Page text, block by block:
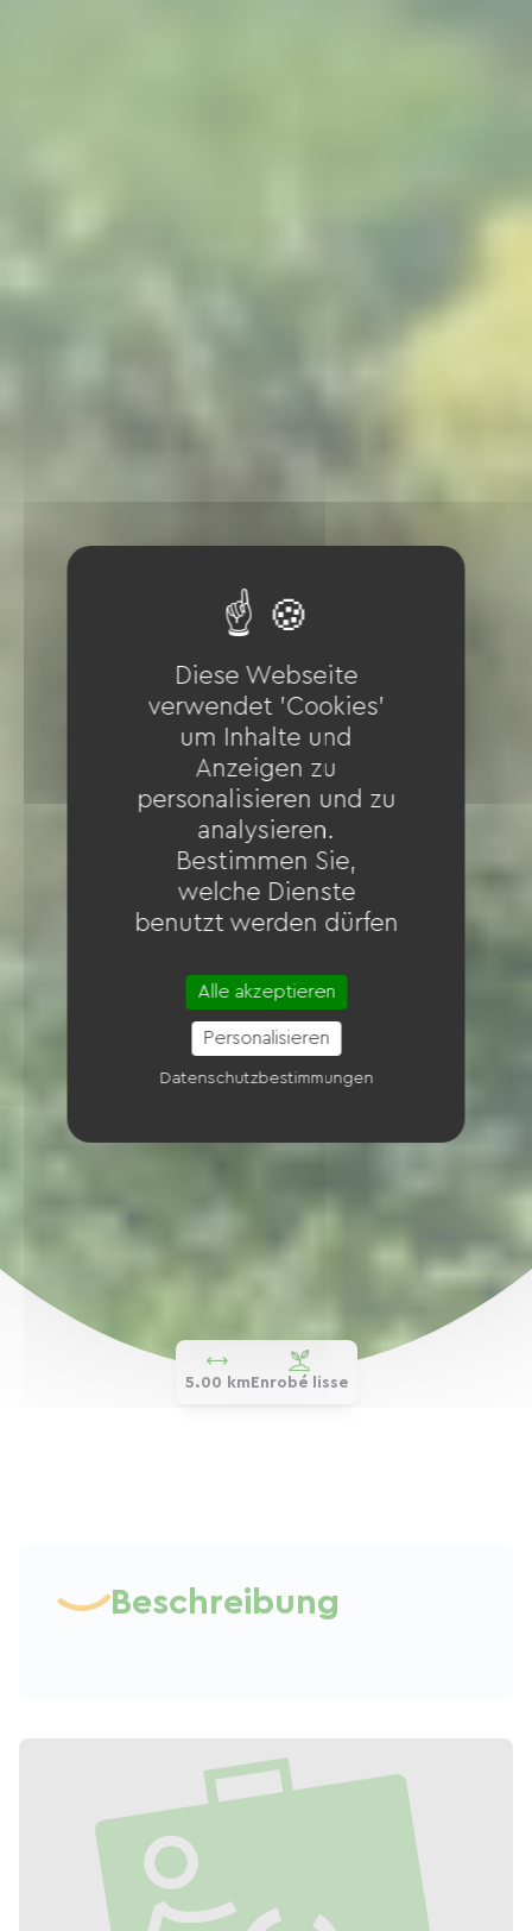
5.00 kmEnrobé lisse
Beschreibung
Diese Webseite
verwendet 'Cookies'
um Inhalte und
Anzeigen zu
personalisieren und zu
analysieren.
Bestimmen Sie,
welche Dienste
benutzt werden dürfen
Alle akzeptieren
Personalisieren
Datenschutzbestimmungen